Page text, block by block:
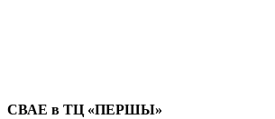
СВАЕ в ТЦ «ПЕРШЫ»